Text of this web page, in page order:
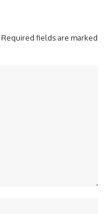
Required fields are marked